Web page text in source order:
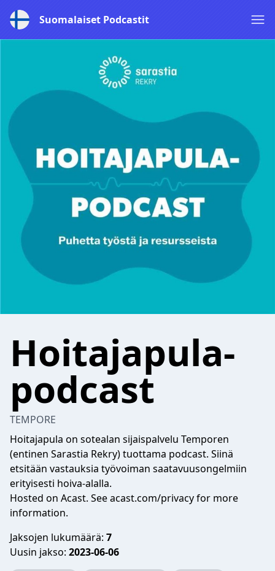
Suomalaiset Podcastit
Hoitajapula-
podcast
TEMPORE
Hoitajapula on sotealan sijaispalvelu Temporen
(entinen Sarastia Rekry) tuottama podcast. Siinä
etsitään vastauksia työvoiman saatavuusongelmiin
erityisesti hoiva-alalla.
Hosted on Acast. Seeacast.com/privacyfor more
information.
Jaksojen lukumäärä: 7
Uusin jakso: 2023-06-06